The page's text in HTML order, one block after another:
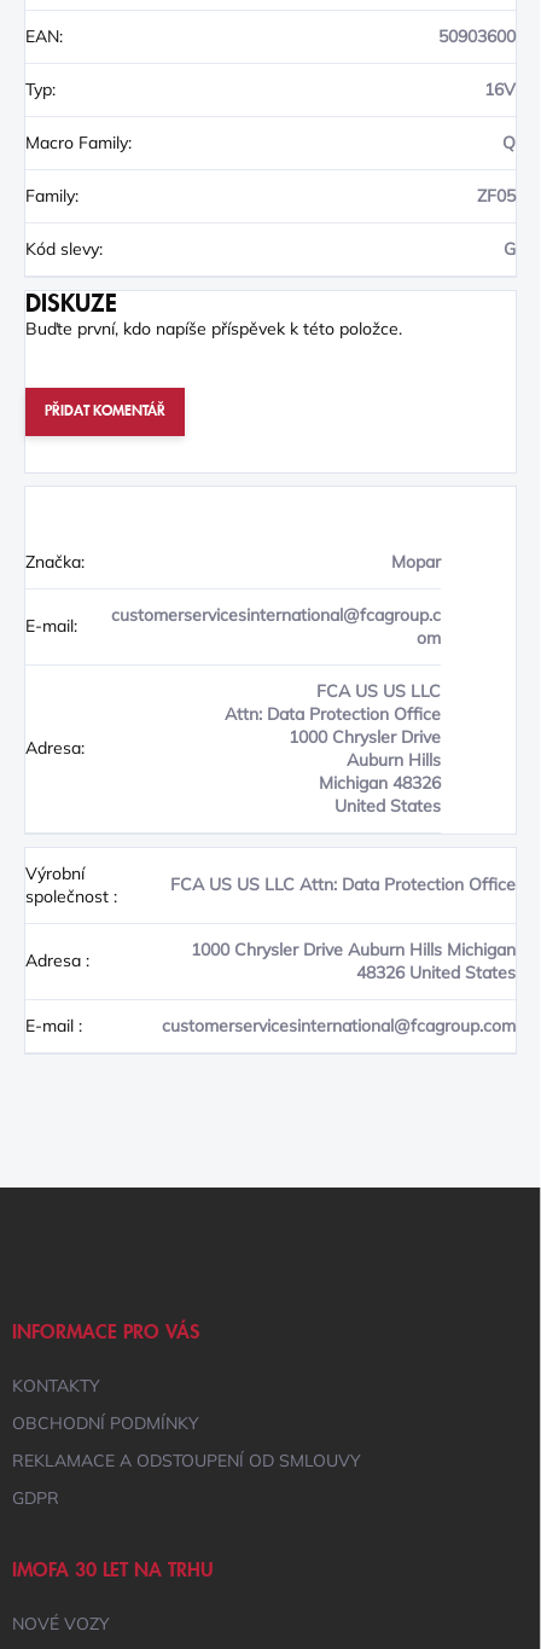
EAN: 50903600
Typ: 16V
Macro Family: Q
Family: ZF05
Kód slevy: G
DISKUZE
Buďte první, kdo napíše příspěvek k této položce.
PŘIDAT KOMENTÁŘ
Značka: Mopar
E-mail:
customerservicesinternational@fcagroup.c
om
Adresa:
FCA US US LLC
Attn: Data Protection Office
1000 Chrysler Drive
Auburn Hills
Michigan 48326
United States
Výrobní
společnost :
FCA US US LLC Attn: Data Protection Office
Adresa :
1000 Chrysler Drive Auburn Hills Michigan
48326 United States
E-mail : customerservicesinternational@fcagroup.com
INFORMACE PRO VÁS
KONTAKTY
OBCHODNÍ PODMÍNKY
REKLAMACE A ODSTOUPENÍ OD SMLOUVY
GDPR
IMOFA 30 LET NA TRHU
NOVÉ VOZY